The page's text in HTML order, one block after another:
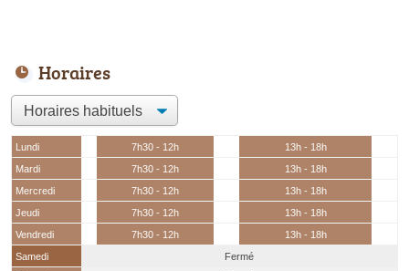
Horaires
Lundi 7h30 - 12h
13h - 18h
Mardi
7h30 - 12h
13h - 18h
Mercredi
7h30 - 12h
13h - 18h
Jeudi
7h30 - 12h
13h - 18h
Vendredi
7h30 - 12h
13h - 18h
Samedi
Fermé